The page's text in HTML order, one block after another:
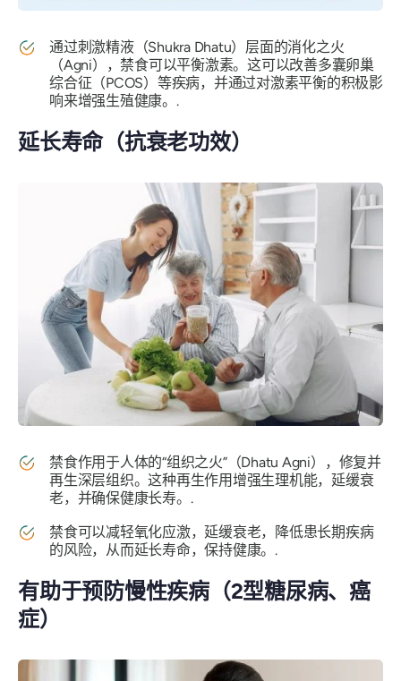
通过刺激精液（Shukra Dhatu）层面的消化之火
（Agni），禁食可以平衡激素。这可以改善多囊卵巢
综合征（PCOS）等疾病，并通过对激素平衡的积极影
响来增强生殖健康。.
延长寿命（抗衰老功效）
禁食作用于人体的“组织之火”（Dhatu Agni），修复并
再生深层组织。这种再生作用增强生理机能，延缓衰
老，并确保健康长寿。.
禁食可以减轻氧化应激，延缓衰老，降低患长期疾病
的风险，从而延长寿命，保持健康。.
有助于预防慢性疾病（2型糖尿病、癌
症）